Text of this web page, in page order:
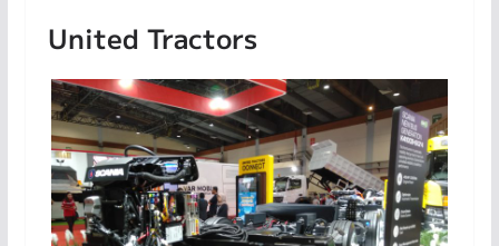
United Tractors